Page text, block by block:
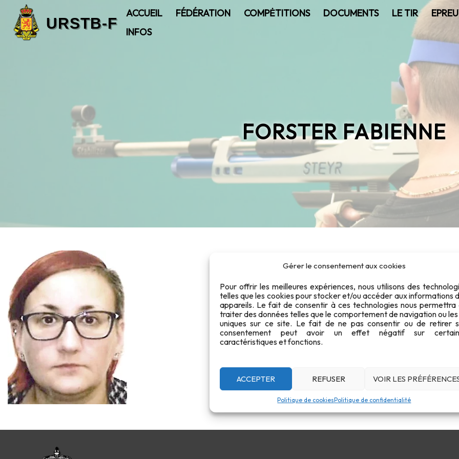
Gérer le consentement aux cookies
Pour offrir les meilleures expériences, nous utilisons des
telles que les cookies pour stocker et/ou accéder aux informations
appareils. Le fait de consentir à ces technologies nous permettra
traiter des données telles que le comportement de navigation ou
uniques sur ce site. Le fait de ne pas consentir ou de retirer
consentement peut avoir un effet négatif sur
caractéristiques et fonctions.
ACCEPTER REFUSER VOIR LES
Politique de cookiesPolitique de confidentialité
ACCUEIL FÉDÉRATION COMPĖTITIONS DOCUMENTS LE TIR
INFOS
FORSTER FABIENNE